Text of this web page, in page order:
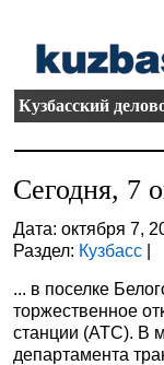
Кузбасский
Сегодня, 7
Дата: октября 7,
Раздел: Кузбасс |
... в поселке
торжественное
станции (АТС). В
департамента